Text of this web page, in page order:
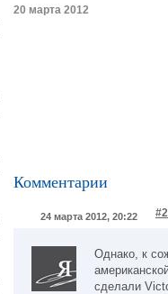
20 марта 2012
Комментарии
24 марта 2012, 20:22
Однако, к
сделали